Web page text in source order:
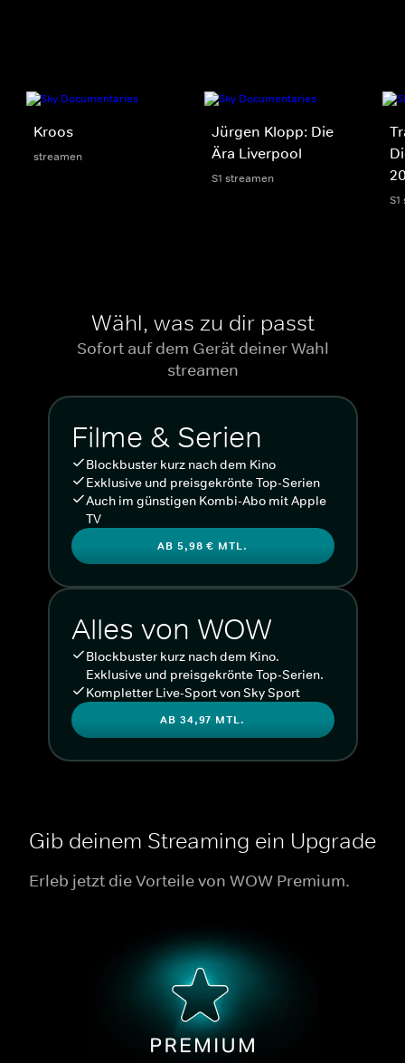
Kroos
streamen
Jürgen Klopp: Die
Ära Liverpool
S1 streamen
Wähl, was zu dir passt
Sofort auf dem Gerät deiner Wahl
streamen
Filme & Serien
Blockbuster kurz nach dem Kino
Exklusive und preisgekrönte Top-Serien
Auch im günstigen Kombi-Abo mit Apple
TV
AB 5,98 € MTL.
Alles von WOW
Blockbuster kurz nach dem Kino.
Exklusive und preisgekrönte Top-Serien.
Kompletter Live-Sport von Sky Sport
AB 34,97 MTL.
Gib deinem Streaming ein Upgrade
Erleb jetzt die Vorteile von WOW Premium.